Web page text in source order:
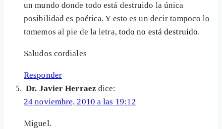
un mundo donde todo está destruido la única
posibilidad es poética. Y esto es un decir tampoco lo
tomemos al pie de la letra, todo no está destruido.
Saludos cordiales
Responder
Dr. Javier Herraez dice:
24 noviembre, 2010 a las 19:12
Miguel.